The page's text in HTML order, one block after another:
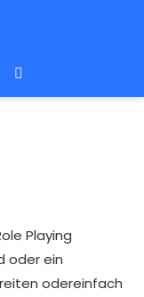
Playing
oder ein
odereinfach